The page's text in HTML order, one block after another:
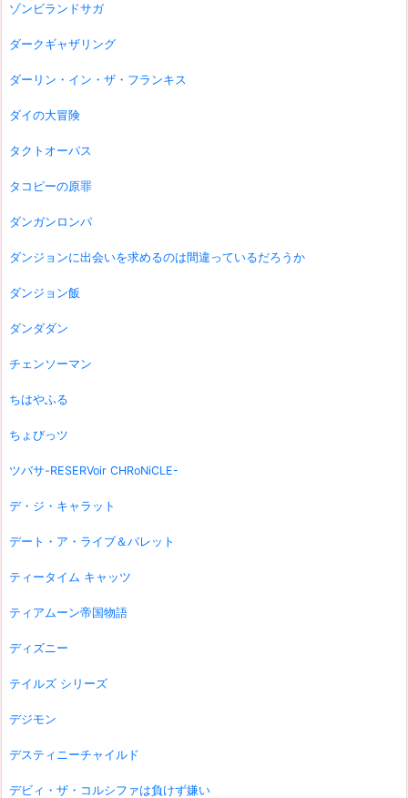
ゾンビランドサガ
ダークギャザリング
ダーリン・イン・ザ・フランキス
ダイの大冒険
タクトオーパス
タコピーの原罪
ダンガンロンパ
ダンジョンに出会いを求めるのは間違っているだろうか
ダンジョン飯
ダンダダン
チェンソーマン
ちはやふる
ちょびっツ
ツバサ-RESERVoir CHRoNiCLE-
デ・ジ・キャラット
デート・ア・ライブ＆バレット
ティータイム キャッツ
ティアムーン帝国物語
ディズニー
テイルズ シリーズ
デジモン
デスティニーチャイルド
デビィ・ザ・コルシファは負けず嫌い